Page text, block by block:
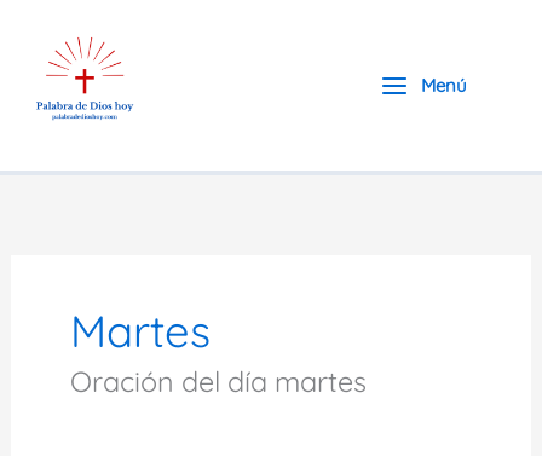
contenido
Menú
Martes
Oración del día martes